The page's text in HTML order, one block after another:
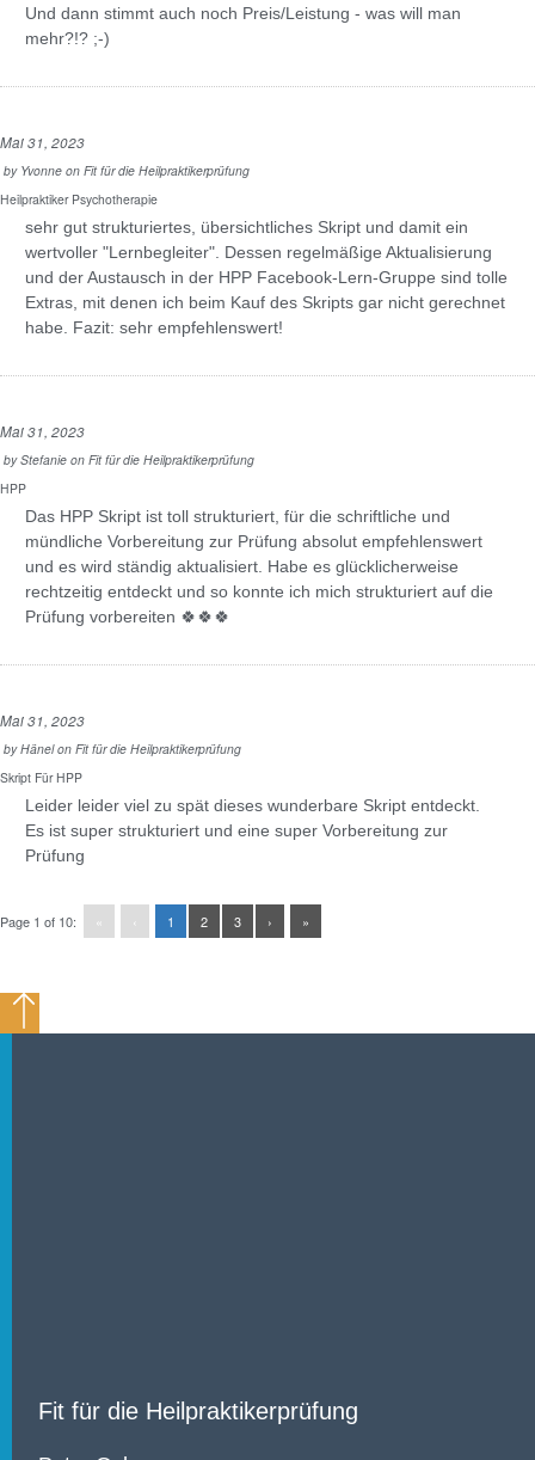
Und dann stimmt auch noch Preis/Leistung - was will man
mehr?!? ;-)
Mai 31, 2023
by Yvonne on Fit für die Heilpraktikerprüfung
Heilpraktiker Psychotherapie
sehr gut strukturiertes, übersichtliches Skript und damit ein
wertvoller "Lernbegleiter". Dessen regelmäßige Aktualisierung
und der Austausch in der HPP Facebook-Lern-Gruppe sind tolle
Extras, mit denen ich beim Kauf des Skripts gar nicht gerechnet
habe. Fazit: sehr empfehlenswert!
Mai 31, 2023
byStefanie on Fit für die Heilpraktikerprüfung
HPP
Das HPP Skript ist toll strukturiert, für die schriftliche und
mündliche Vorbereitung zur Prüfung absolut empfehlenswert
und es wird ständig aktualisiert. Habe es glücklicherweise
rechtzeitig entdeckt und so konnte ich mich strukturiert auf die
Prüfung vorbereiten 🍀🍀🍀
Mai 31, 2023
byHänelon Fit für die Heilpraktikerprüfung
Skript Für HPP
Leider leider viel zu spät dieses wunderbare Skript entdeckt.
Es ist super strukturiert und eine super Vorbereitung zur
Prüfung
Page 1 of 10: « ‹ 1 2 3 › »
Fit für die Heilpraktikerprüfung